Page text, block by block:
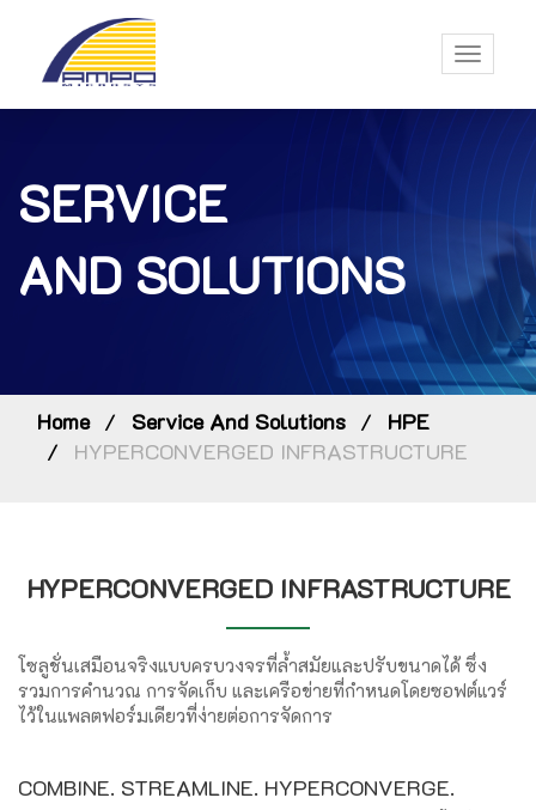
Toggle
SERVICE
AND SOLUTIONS
Home Service And Solutions
HPE
HYPERCONVERGED INFRASTRUCTURE
HYPERCONVERGED INFRASTRUCTURE
โซลูชั่นเสมือนจริงแบบครบวงจรที่ล้ำสมัยและปรับขนาดได้ ซึ่ง
รวมการคำนวณ การจัดเก็บ และเครือข่ายที่กำหนดโดยซอฟต์แวร์
ไว้ในแพลตฟอร์มเดียวที่ง่ายต่อการจัดการ
COMBINE. STREAMLINE. HYPERCONVERGE.